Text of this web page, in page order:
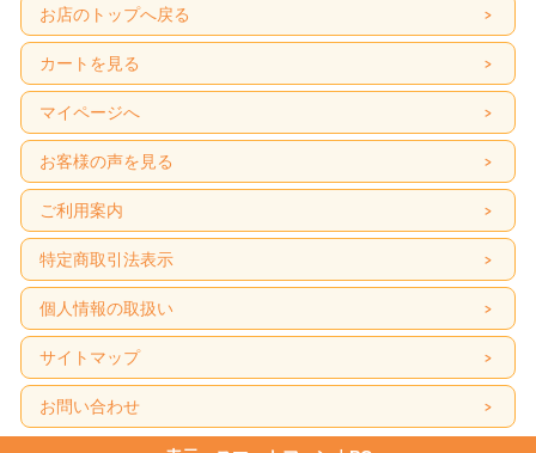
お店のトップへ戻る
カートを見る
マイページへ
お客様の声を見る
ご利用案内
特定商取引法表示
個人情報の取扱い
サイトマップ
お問い合わせ